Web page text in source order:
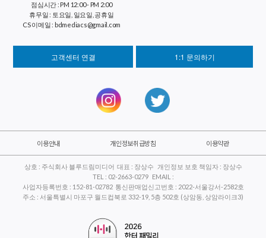
점심시간 : PM 12:00 - PM 2:00
휴무일 : 토요일, 일요일, 공휴일
CS 이메일 : bdmediacs@gmail.com
고객센터 연결 1:1 문의하기
이용안내 개인정보취급방침 이용약관
상호 : 주식회사 블루드림미디어 대표 : 장상수 개인정보 보호 책임자 : 장상수
TEL : 02-2663-0279 EMAIL :
사업자등록번호 : 152-81-02782 통신판매업신고번호 : 2022-서울강서-2582호
주소 : 서울특별시 마포구 월드컵북로 332-19, 5층 502호 (상암동, 상암라이크3)